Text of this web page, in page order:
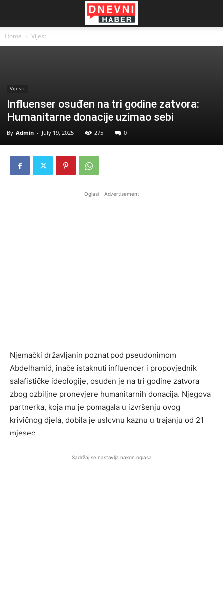
Home Vijesti
Vijesti
Influenser osuđen na tri godine zatvora:
Humanitarne donacije uzimao sebi
By Admin - July 19, 2025 275 0
Oglasi - Advertisement
Njemački državljanin poznat pod pseudonimom
Abdelhamid, inače istaknuti influencer i propovjednik
salafističke ideologije, osuđen je na tri godine zatvora
zbog ozbiljne pronevjere humanitarnih donacija. Njegova
partnerka, koja mu je pomagala u izvršenju ovog
krivičnog djela, dobila je uslovnu kaznu u trajanju od 21
mjesec.
Sadržaj se nastavlja nakon oglasa